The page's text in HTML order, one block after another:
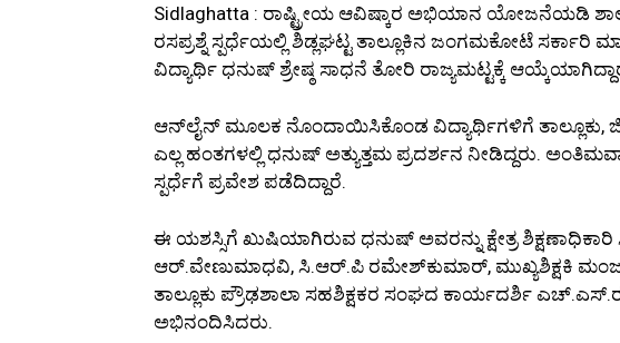
Sidlaghatta : ರಾಷ್ಟ್ರೀಯ ಆವಿಷ್ಕಾರ ಅಭಿಯಾನ ಯೋಜನೆಯಡಿ
ರಸಪ್ರಶ್ನೆ ಸ್ಪರ್ಧೆಯಲ್ಲಿ ಶಿಡ್ಲಘಟ್ಟ ತಾಲ್ಲೂಕಿನ ಜಂಗಮಕೋಟೆ
ವಿದ್ಯಾರ್ಥಿ ಧನುಷ್ ಶ್ರೇಷ್ಠ ಸಾಧನೆ ತೋರಿ ರಾಜ್ಯಮಟ್ಟಕ್ಕೆ
ಆನ್‌ಲೈನ್ ಮೂಲಕ ನೊಂದಾಯಿಸಿಕೊಂಡ ವಿದ್ಯಾರ್ಥಿಗಳಿಗೆ ತಾಲ್ಲೂಕು,
ಎಲ್ಲ ಹಂತಗಳಲ್ಲಿ ಧನುಷ್ ಅತ್ಯುತ್ತಮ ಪ್ರದರ್ಶನ ನೀಡಿದ್ದರು.
ಸ್ಪರ್ಧೆಗೆ ಪ್ರವೇಶ ಪಡೆದಿದ್ದಾರೆ.
ಈ ಯಶಸ್ಸಿಗೆ ಖುಷಿಯಾಗಿರುವ ಧನುಷ್ ಅವರನ್ನು ಕ್ಷೇತ್ರ
ಆರ್.ವೇಣುಮಾಧವಿ, ಸಿ.ಆರ್‌.ಪಿ ರಮೇಶ್‌ಕುಮಾರ್, ಮುಖ್ಯಶಿಕ್ಷಕಿ
ತಾಲ್ಲೂಕು ಪ್ರೌಢಶಾಲಾ ಸಹಶಿಕ್ಷಕರ ಸಂಘದ ಕಾರ್ಯದರ್ಶಿ
ಅಭಿನಂದಿಸಿದರು.